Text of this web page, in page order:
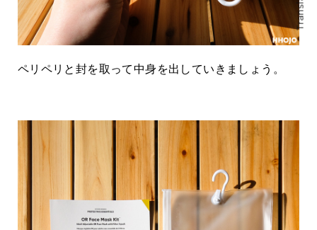
ペリペリと封を取って中身を出していきましょう。